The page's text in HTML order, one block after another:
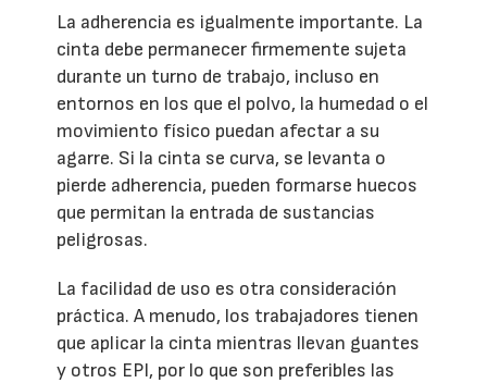
La adherencia es igualmente importante. La
cinta debe permanecer firmemente sujeta
durante un turno de trabajo, incluso en
entornos en los que el polvo, la humedad o el
movimiento físico puedan afectar a su
agarre. Si la cinta se curva, se levanta o
pierde adherencia, pueden formarse huecos
que permitan la entrada de sustancias
peligrosas.
La facilidad de uso es otra consideración
práctica. A menudo, los trabajadores tienen
que aplicar la cinta mientras llevan guantes
y otros EPI, por lo que son preferibles las